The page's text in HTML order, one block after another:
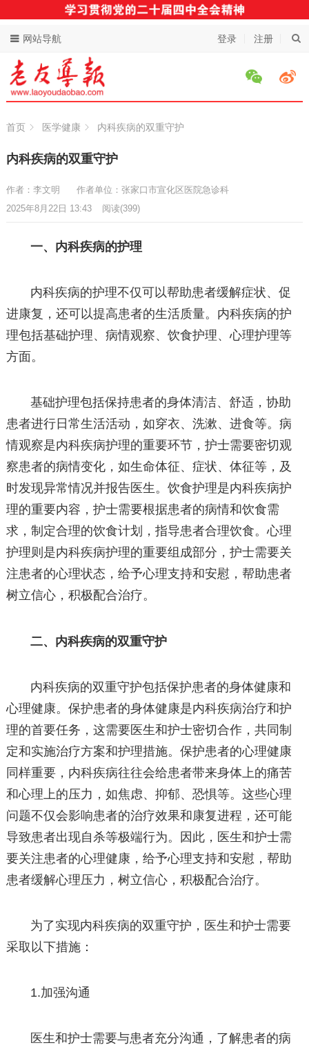
登录 注册
网站导航
首页 医学健康 内科疾病的双重守护
内科疾病的双重守护
作者：李文明
作者单位：张家口市宣化区医院急诊科
2025年8月22日 13:43
阅读(399)
一、内科疾病的护理
内科疾病的护理不仅可以帮助患者缓解症状、促
进康复，还可以提高患者的生活质量。内科疾病的护
理包括基础护理、病情观察、饮食护理、心理护理等
方面。
基础护理包括保持患者的身体清洁、舒适，协助
患者进行日常生活活动，如穿衣、洗漱、进食等。病
情观察是内科疾病护理的重要环节，护士需要密切观
察患者的病情变化，如生命体征、症状、体征等，及
时发现异常情况并报告医生。饮食护理是内科疾病护
理的重要内容，护士需要根据患者的病情和饮食需
求，制定合理的饮食计划，指导患者合理饮食。心理
护理则是内科疾病护理的重要组成部分，护士需要关
注患者的心理状态，给予心理支持和安慰，帮助患者
树立信心，积极配合治疗。
二、内科疾病的双重守护
内科疾病的双重守护包括保护患者的身体健康和
心理健康。保护患者的身体健康是内科疾病治疗和护
理的首要任务，这需要医生和护士密切合作，共同制
定和实施治疗方案和护理措施。保护患者的心理健康
同样重要，内科疾病往往会给患者带来身体上的痛苦
和心理上的压力，如焦虑、抑郁、恐惧等。这些心理
问题不仅会影响患者的治疗效果和康复进程，还可能
导致患者出现自杀等极端行为。因此，医生和护士需
要关注患者的心理健康，给予心理支持和安慰，帮助
患者缓解心理压力，树立信心，积极配合治疗。
为了实现内科疾病的双重守护，医生和护士需要
采取以下措施：
1.加强沟通
医生和护士需要与患者充分沟通，了解患者的病